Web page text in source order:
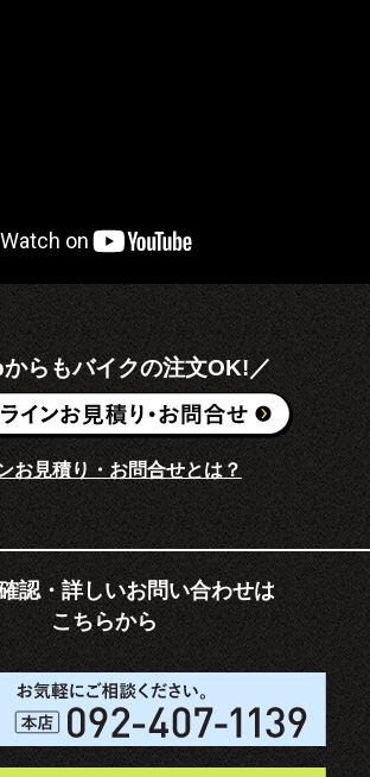
らもバイクの注文OK!／
お見積り・お問合せとは？
認・詳しいお問い合わせは
こちらから
お